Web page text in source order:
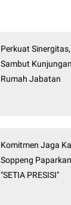
Perkuat
Sambut
Rumah Jabatan
Komitmen Jaga
Soppeng
"SETIA PRESISI"